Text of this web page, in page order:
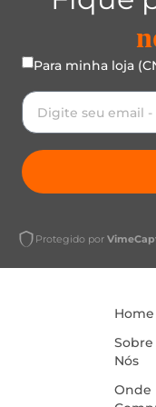
Para minha loja
Protegido por
Home
Sobre
Nós
Onde